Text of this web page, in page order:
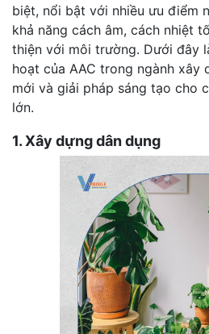
biệt, nổi bật với nhiều ưu điểm
khả năng cách âm, cách nhiệt
thiện với môi trường. Dưới đây
hoạt của AAC trong ngành xây
mới và giải pháp sáng tạo cho
lớn.
1. Xây dựng dân dụng